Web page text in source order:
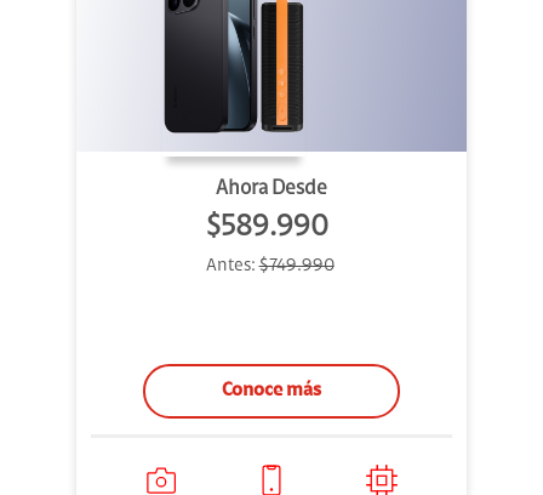
Ahora Desde
$589.990
Antes:$749.990
Conoce más